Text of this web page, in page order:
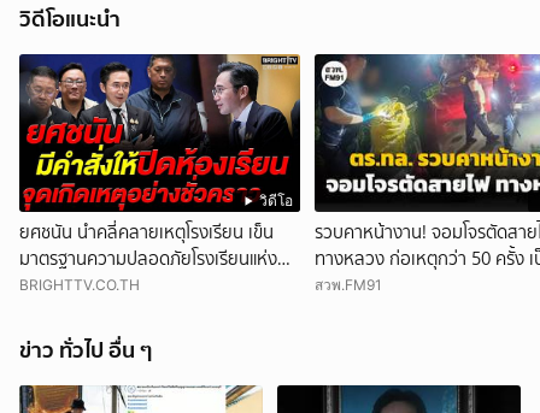
วิดีโอแนะนำ
วิดีโอ
ยศชนัน นำคลี่คลายเหตุโรงเรียน เข็น
มาตรฐานความปลอดภัยโรงเรียนแห่ง
ชาติ ใน 90 วัน
BRIGHTTV.CO.TH
รวบคาหน้างาน! จอมโจรตัดสา
ทางหลวง ก่อเหตุกว่า 50 ครั้ง เ
ให้ถนนมือ รถชนเจ็บตาย หลาย
สวพ.FM91
ข่าว ทั่วไป อื่น ๆ